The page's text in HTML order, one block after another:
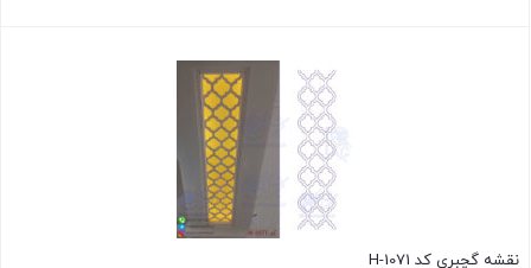
نقشه گچبری کد H-1071